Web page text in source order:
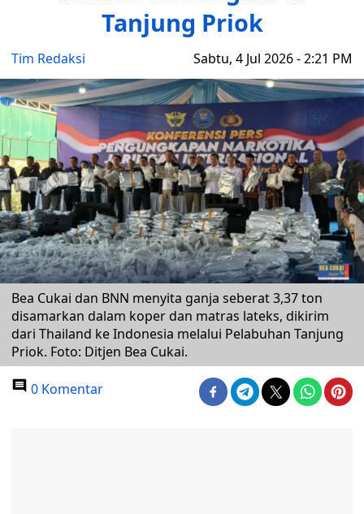
Tanjung Priok
Tim Redaksi Sabtu, 4 Jul 2026 - 2:21 PM
Bea Cukai dan BNN menyita ganja seberat 3,37 ton
disamarkan dalam koper dan matras lateks, dikirim
dari Thailand ke Indonesia melalui Pelabuhan Tanjung
Priok. Foto: Ditjen Bea Cukai.
0 Komentar